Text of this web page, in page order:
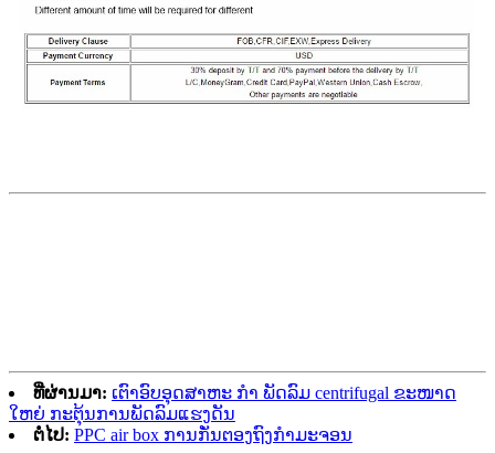
ທີ່ຜ່ານມາ: ເຕົາອົບອຸດສາຫະ ກຳ ພັດລົມ centrifugal ຂະໜາດ
ໃຫຍ່ ກະຕຸ້ນການພັດລົມແຮງດັນ
ຕໍ່ໄປ: PPC air box ການກັ່ນຕອງຖົງກໍາມະຈອນ